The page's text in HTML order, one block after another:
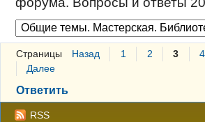
Правила
Поиск
Регистрация
Вход
Страницы Назад 1 2 3 4
Далее
Ответить
RSS